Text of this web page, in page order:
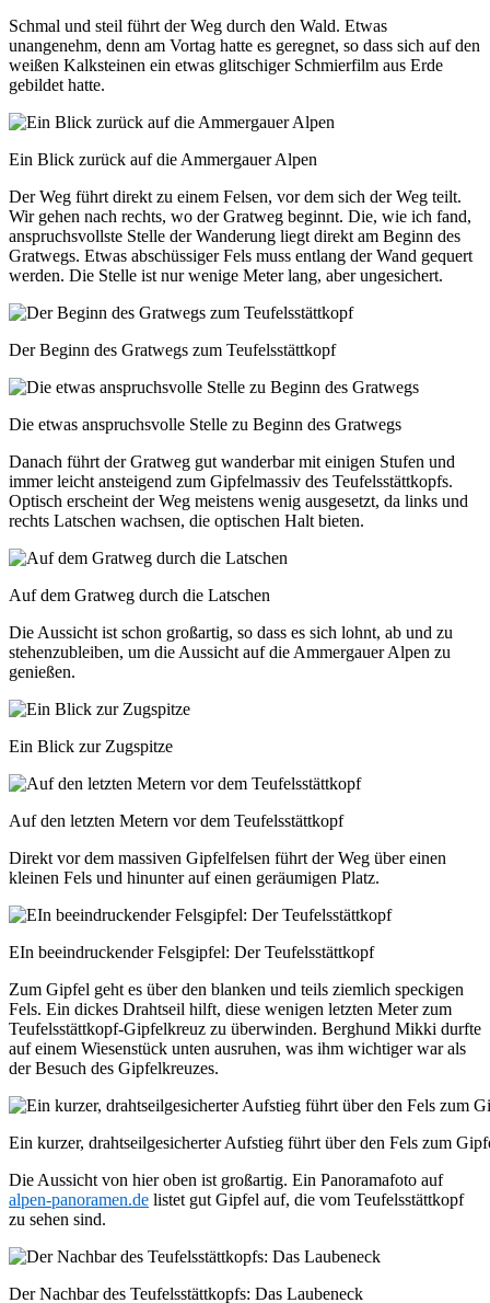
Schmal und steil führt der Weg durch den Wald. Etwas
unangenehm, denn am Vortag hatte es geregnet, so dass sich auf den
weißen Kalksteinen ein etwas glitschiger Schmierfilm aus Erde
gebildet hatte.
Ein Blick zurück auf die Ammergauer Alpen
Der Weg führt direkt zu einem Felsen, vor dem sich der Weg teilt.
Wir gehen nach rechts, wo der Gratweg beginnt. Die, wie ich fand,
anspruchsvollste Stelle der Wanderung liegt direkt am Beginn des
Gratwegs. Etwas abschüssiger Fels muss entlang der Wand gequert
werden. Die Stelle ist nur wenige Meter lang, aber ungesichert.
Der Beginn des Gratwegs zum Teufelsstättkopf
Die etwas anspruchsvolle Stelle zu Beginn des Gratwegs
Danach führt der Gratweg gut wanderbar mit einigen Stufen und
immer leicht ansteigend zum Gipfelmassiv des Teufelsstättkopfs.
Optisch erscheint der Weg meistens wenig ausgesetzt, da links und
rechts Latschen wachsen, die optischen Halt bieten.
Auf dem Gratweg durch die Latschen
Die Aussicht ist schon großartig, so dass es sich lohnt, ab und zu
stehenzubleiben, um die Aussicht auf die Ammergauer Alpen zu
genießen.
Ein Blick zur Zugspitze
Auf den letzten Metern vor dem Teufelsstättkopf
Direkt vor dem massiven Gipfelfelsen führt der Weg über einen
kleinen Fels und hinunter auf einen geräumigen Platz.
EIn beeindruckender Felsgipfel: Der Teufelsstättkopf
Zum Gipfel geht es über den blanken und teils ziemlich speckigen
Fels. Ein dickes Drahtseil hilft, diese wenigen letzten Meter zum
Teufelsstättkopf-Gipfelkreuz zu überwinden. Berghund Mikki durfte
auf einem Wiesenstück unten ausruhen, was ihm wichtiger war als
der Besuch des Gipfelkreuzes.
Ein kurzer, drahtseilgesicherter Aufstieg führt über den Fels zum
Die Aussicht von hier oben ist großartig. Ein Panoramafoto auf
alpen-panoramen.de listet gut Gipfel auf, die vom Teufelsstättkopf
zu sehen sind.
Der Nachbar des Teufelsstättkopfs: Das Laubeneck